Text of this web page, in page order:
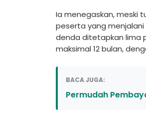
Ia menegaskan, meski
peserta yang
denda ditetapkan lima
maksimal 12 bulan,
BACA JUGA:
Permudah